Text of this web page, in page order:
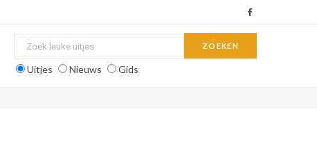
c
Uitjes Nieuws Gids